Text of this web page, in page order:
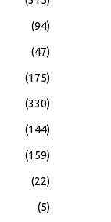
(94)
(47)
(175)
(330)
(144)
(159)
(22)
(5)